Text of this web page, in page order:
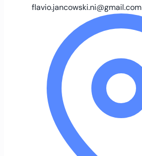
flavio.jancowski.ni@gmail.com